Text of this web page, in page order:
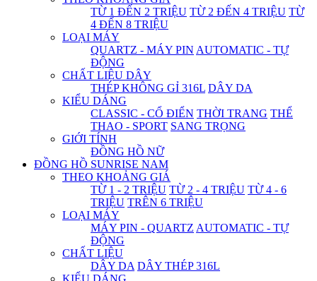
TỪ 1 ĐẾN 2 TRIỆU TỪ 2 ĐẾN 4 TRIỆU TỪ
4 ĐẾN 8 TRIỆU
LOẠI MÁY
QUARTZ - MÁY PIN AUTOMATIC - TỰ
ĐỘNG
CHẤT LIỆU DÂY
THÉP KHÔNG GỈ 316L DÂY DA
KIỂU DÁNG
CLASSIC - CỔ ĐIỂN THỜI TRANG THỂ
THAO - SPORT SANG TRỌNG
GIỚI TÍNH
ĐỒNG HỒ NỮ
ĐỒNG HỒ SUNRISE NAM
THEO KHOẢNG GIÁ
TỪ 1 - 2 TRIỆU TỪ 2 - 4 TRIỆU TỪ 4 - 6
TRIỆU TRÊN 6 TRIỆU
LOẠI MÁY
MÁY PIN - QUARTZ AUTOMATIC - TỰ
ĐỘNG
CHẤT LIỆU
DÂY DA DÂY THÉP 316L
KIỂU DÁNG